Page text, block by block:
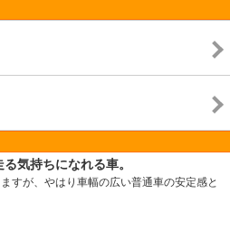
気持ちになれる車。
すが、やはり車幅の広い普通車の安定感と